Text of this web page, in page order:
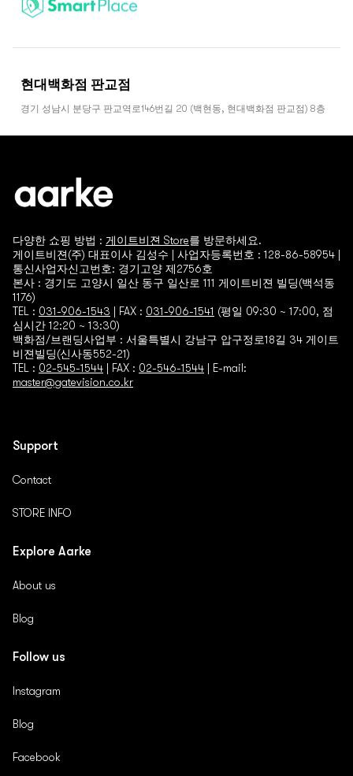
현대백화점 판교점
주
경기 성남시 분당구 판교역로146번길 20 (백현동, 현대백화점 판교점) 8층
현대백화점 압구정 본점
주
소
서울 강남구 압구정로 165 (압구정동, 현대백화점본점) B1층
02-3449-5449
051-745-2377
신세계백화점 대구점
주
대구 동구 동부로 149 (신천동, 신세계동대구복합환승센터) 7층
신세계백화점 사우스시티점
소
다양한 쇼핑 방법 : 게이트비젼 Store를 방문하세요.
게이트비젼(주) 대표이사 김성수 | 사업자등록번호 : 128-86-58954 |
통신사업자신고번호: 경기고양 제2756호
본사 : 경기도 고양시 일산 동구 일산로 111 게이트비젼 빌딩(백석동
1176)
TEL : 031-906-1543 | FAX : 031-906-1541 (평일 09:30 ~ 17:00, 점
심시간 12:20 ~ 13:30)
백화점/브랜딩사업부 : 서울특별시 강남구 압구정로18길 34 게이트
비젼빌딩(신사동552-21)
TEL : 02-545-1544 | FAX : 02-546-1544 | E-mail:
master@gatevision.co.kr
Support
Contact
STORE INFO
Explore Aarke
About us
Blog
Follow us
Instagram
Blog
Facebook